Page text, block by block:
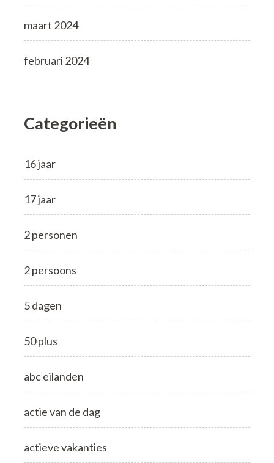
maart 2024
februari 2024
Categorieën
16 jaar
17 jaar
2 personen
2 persoons
5 dagen
50 plus
abc eilanden
actie van de dag
actieve vakanties